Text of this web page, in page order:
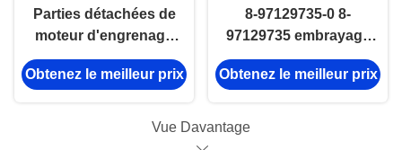
Parties détachées de
moteur d'engrenage
4JJ1 Isuzu
Obtenez le meilleur prix
8-97129735-0 8-
97129735 embrayage
automatique du
ventilateur Pour le
Obtenez le meilleur prix
Vue Davantage